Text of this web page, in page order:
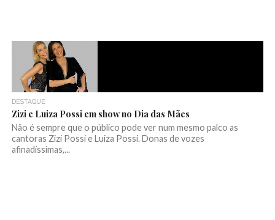
DESTAQUE
Zizi e Luiza Possi em show no Dia das Mães
Não é sempre que o público pode ver num mesmo palco as
cantoras Zizi Possi e Luiza Possi. Donas de vozes
afinadíssimas,...